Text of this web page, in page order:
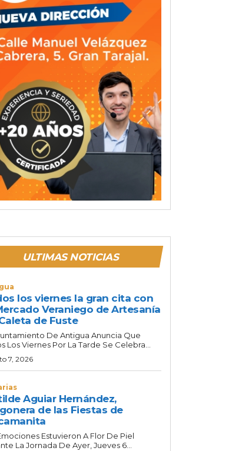
ULTIMAS NOTICIAS
los viernes la gran cita con
Veraniego de Artesanía
de Fuste
De Antigua Anuncia Que
Los Viernes Por La Tarde Se Celebra...
7, 2026
Aguiar Hernández,
de las Fiestas de
Estuvieron A Flor De Piel
La Jornada De Ayer, Jueves 6...